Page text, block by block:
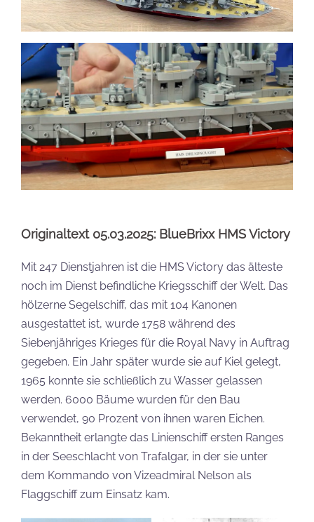
Originaltext 05.03.2025: BlueBrixx HMS Victory
Mit 247 Dienstjahren ist die HMS Victory das älteste
noch im Dienst befindliche Kriegsschiff der Welt. Das
hölzerne Segelschiff, das mit 104 Kanonen
ausgestattet ist, wurde 1758 während des
Siebenjähriges Krieges für die Royal Navy in Auftrag
gegeben. Ein Jahr später wurde sie auf Kiel gelegt,
1965 konnte sie schließlich zu Wasser gelassen
werden. 6000 Bäume wurden für den Bau
verwendet, 90 Prozent von ihnen waren Eichen.
Bekanntheit erlangte das Linienschiff ersten Ranges
in der Seeschlacht von Trafalgar, in der sie unter
dem Kommando von Vizeadmiral Nelson als
Flaggschiff zum Einsatz kam.